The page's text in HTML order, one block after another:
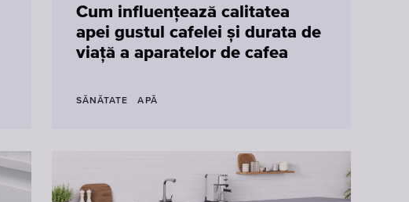
Cum influențează calitatea
apei gustul cafelei și durata de
viață a aparatelor de cafea
SĂNĂTATE APĂ